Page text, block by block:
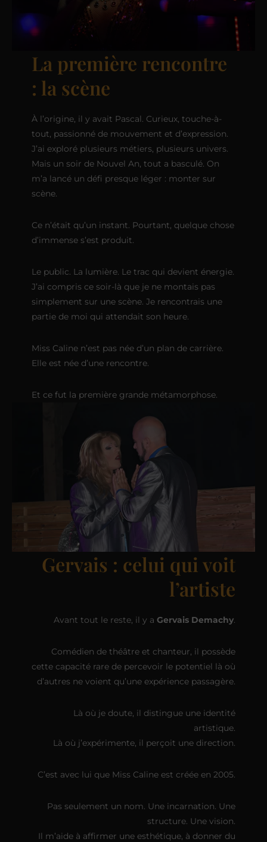
La première rencontre
: la scène
À l’origine, il y avait Pascal. Curieux, touche-à-
tout, passionné de mouvement et d’expression.
J’ai exploré plusieurs métiers, plusieurs univers.
Mais un soir de Nouvel An, tout a basculé. On
m’a lancé un défi presque léger : monter sur
scène.
Ce n’était qu’un instant. Pourtant, quelque chose
d’immense s’est produit.
Le public. La lumière. Le trac qui devient énergie.
J’ai compris ce soir-là que je ne montais pas
simplement sur une scène. Je rencontrais une
partie de moi qui attendait son heure.
Miss Caline n’est pas née d’un plan de carrière.
Elle est née d’une rencontre.
Et ce fut la première grande métamorphose.
Gervais : celui qui voit
l’artiste
Avant tout le reste, il y aGervais Demachy.
Comédien de théâtre et chanteur, il possède
cette capacité rare de percevoir le potentiel là où
d’autres ne voient qu’une expérience passagère.
Là où je doute, il distingue une identité
artistique.
Là où j’expérimente, il perçoit une direction.
C’est avec lui que Miss Caline est créée en 2005.
Pas seulement un nom. Une incarnation. Une
structure. Une vision.
Il m’aide à affirmer une esthétique, à donner du